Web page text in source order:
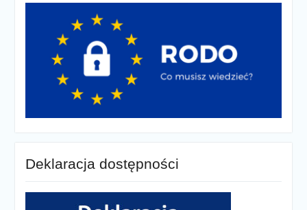
Deklaracja dostępności